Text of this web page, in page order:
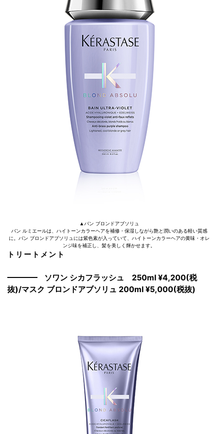
▲バン ブロンドアブソリュ
バン ルミエールは、ハイトーンカラーヘアを補修・保湿しながら艶と潤いのある軽い質感
に。バン ブロンドアブソリュには紫色素が入っていて、ハイトーンカラーヘアの黄味・オレ
ンジ味を補正し、髪を美しく輝かせます。
トリートメント
ソワン シカフラッシュ 250ml ¥4,200(税
抜)/マスク ブロンドアブソリュ 200ml ¥5,000(税抜)